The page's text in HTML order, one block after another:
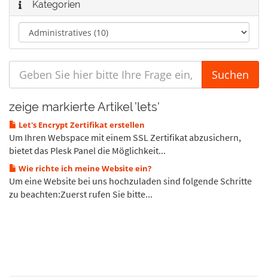
Kategorien
zeige markierte Artikel 'lets'
Let's Encrypt Zertifikat erstellen
Um Ihren Webspace mit einem SSL Zertifikat abzusichern,
bietet das Plesk Panel die Möglichkeit...
Wie richte ich meine Website ein?
Um eine Website bei uns hochzuladen sind folgende Schritte
zu beachten:Zuerst rufen Sie bitte...